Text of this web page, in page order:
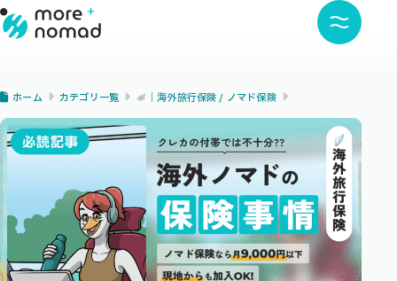
ホーム カテゴリ一覧 ｜海外旅行保険 / ノマド保険